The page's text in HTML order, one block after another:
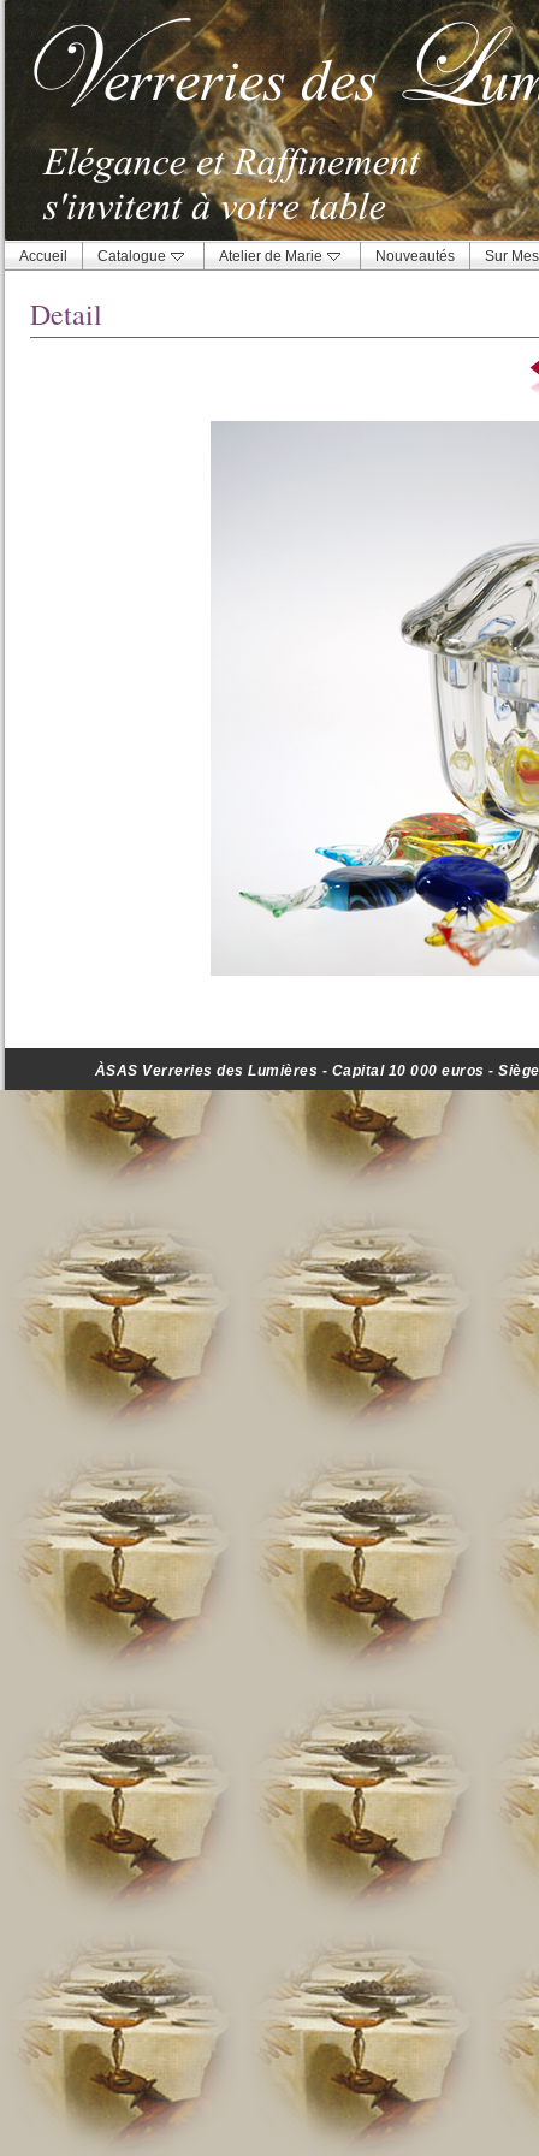
Accueil Catalogue Atelier de Marie Nouveautés Sur
Detail
ÀSAS Verreries des Lumières - Capital 10 000 euros -